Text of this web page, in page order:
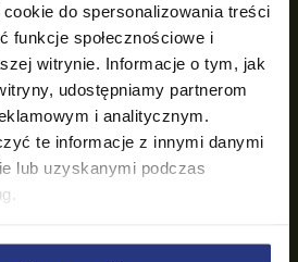
do spersonalizowania treści
funkcje społecznościowe i
witrynie. Informacje o tym, jak
udostępniamy partnerom
i analitycznym.
te informacje z innymi danymi
lub uzyskanymi podczas